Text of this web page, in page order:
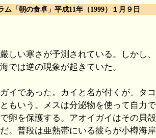
ム「朝の食卓」平成11年（1999）１月９日
しい寒さが予測されている。しかし
では逆の現象が起きていた。
イであった。カイと名が付くが、タ
もいう。メスは分泌物を使って自力
卵を保護する。アオイガイはその貝
。普段は亜熱帯にいる彼らが小樽海